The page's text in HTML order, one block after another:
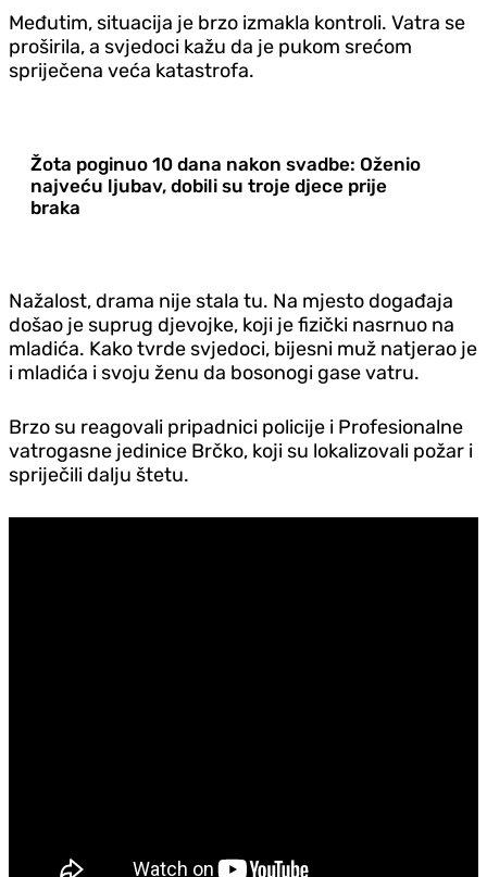
Međutim, situacija je brzo izmakla kontroli. Vatra se
proširila, a svjedoci kažu da je pukom srećom
spriječena veća katastrofa.
Žota poginuo 10 dana nakon svadbe: Oženio
najveću ljubav, dobili su troje djece prije
braka
Nažalost, drama nije stala tu. Na mjesto događaja
došao je suprug djevojke, koji je fizički nasrnuo na
mladića. Kako tvrde svjedoci, bijesni muž natjerao je
i mladića i svoju ženu da bosonogi gase vatru.
Brzo su reagovali pripadnici policije i Profesionalne
vatrogasne jedinice Brčko, koji su lokalizovali požar i
spriječili dalju štetu.